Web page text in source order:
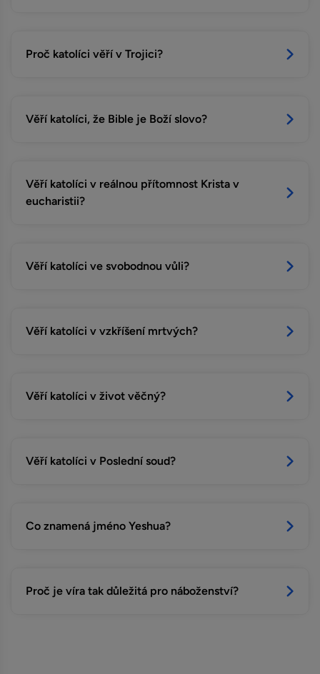
Proč katolíci věří v Trojici?
Věří katolíci, že Bible je Boží slovo?
Věří katolíci v reálnou přítomnost Krista v
eucharistii?
Věří katolíci ve svobodnou vůli?
Věří katolíci v vzkříšení mrtvých?
Věří katolíci v život věčný?
Věří katolíci v Poslední soud?
Co znamená jméno Yeshua?
Proč je víra tak důležitá pro náboženství?